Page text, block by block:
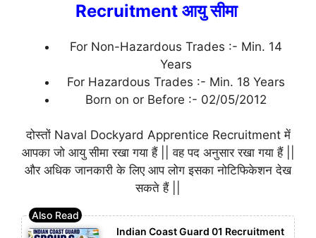
Recruitment आयु सीमा
For Non-Hazardous Trades :- Min. 14
Years
For Hazardous Trades :- Min. 18 Years
Born on or Before :- 02/05/2012
दोस्तों Naval Dockyard Apprentice Recruitment में
आपका जो आयु सीमा रखा गया हैं || वह पद अनुसार रखा गया हैं ||
और अधिक जानकारी के लिए आप लोग इसका नोटिफिकेशन देख
सकते हैं ||
Indian Coast Guard 01 Recruitment